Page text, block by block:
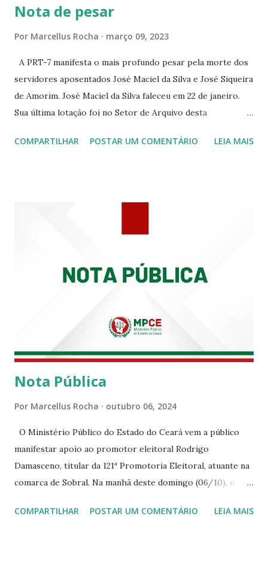
☆CINE VIP CLUBE RUA 24 DE MAIO 825 ☆CINE ECLIPSE
Nota de pesar
Por Marcellus Rocha março 09, 2023
A PRT-7 manifesta o mais profundo pesar pela morte dos
servidores aposentados José Maciel da Silva e José Siqueira
de Amorim. José Maciel da Silva faleceu em 22 de janeiro.
Sua última lotação foi no Setor de Arquivo desta
Siqueira Amorim faleceu em 28 de fevereiro e encerrou a
COMPARTILHAR POSTAR UM COMENTÁRIO LEIA MAIS
Nota Pública
Por Marcellus Rocha outubro 06, 2024
O Ministério Público do Estado do Ceará vem a público
manifestar apoio ao promotor eleitoral Rodrigo
Damasceno, titular da 121ª Promotoria Eleitoral, atuante na
comarca de Sobral. Na manhã deste domingo (06/10), o
integrava um grupo de apoiadores de um candidato a
COMPARTILHAR POSTAR UM COMENTÁRIO LEIA MAIS